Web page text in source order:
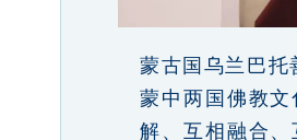
蒙古国乌兰巴托
蒙中两国佛教
解、互相融合